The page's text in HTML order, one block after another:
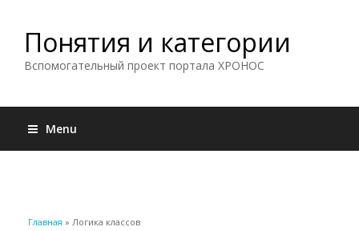
Понятия и категории
Вспомогательный проект портала ХРОНОС
Menu
Вы здесь
Главная » Логика классов